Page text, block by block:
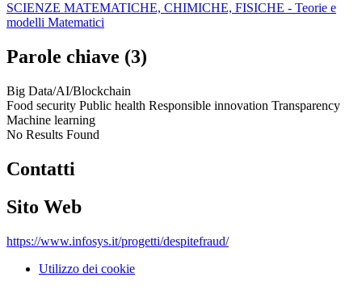
SCIENZE MATEMATICHE, CHIMICHE, FISICHE - Teorie e
modelli Matematici
Parole chiave (3)
Big Data/AI/Blockchain
Food security Public health Responsible innovation Transparency
Machine learning
No Results Found
Contatti
Sito Web
https://www.infosys.it/progetti/despitefraud/
Utilizzo dei cookie